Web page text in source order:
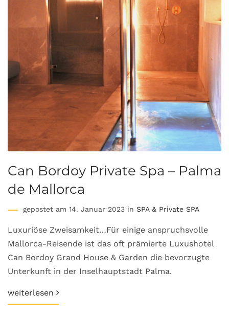
Can Bordoy Private Spa – Palma
de Mallorca
gepostet am 14. Januar 2023 in SPA & Private SPA
Luxuriöse Zweisamkeit…Für einige anspruchsvolle
Mallorca-Reisende ist das oft prämierte Luxushotel
Can Bordoy Grand House & Garden die bevorzugte
Unterkunft in der Inselhauptstadt Palma.
weiterlesen